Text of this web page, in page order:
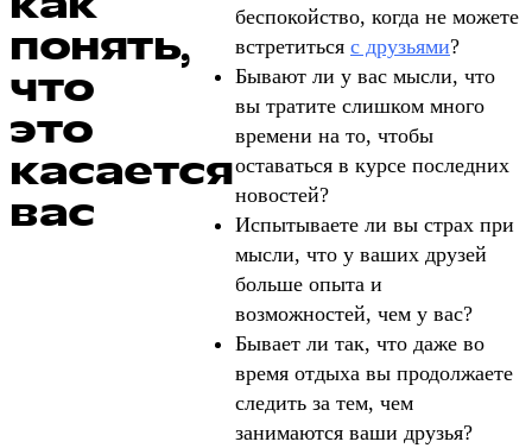
понять,
что
это
касается
вас
беспокойство, когда не можете
встретиться с друзьями?
Бывают ли у вас мысли, что
вы тратите слишком много
времени на то, чтобы
оставаться в курсе последних
новостей?
Испытываете ли вы страх при
мысли, что у ваших друзей
больше опыта и
возможностей, чем у вас?
Бывает ли так, что даже во
время отдыха вы продолжаете
следить за тем, чем
занимаются ваши друзья?